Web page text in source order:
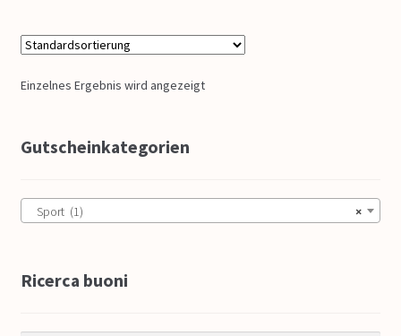
Einzelnes Ergebnis wird angezeigt
Gutscheinkategorien
×
Sport (1)
Ricerca buoni